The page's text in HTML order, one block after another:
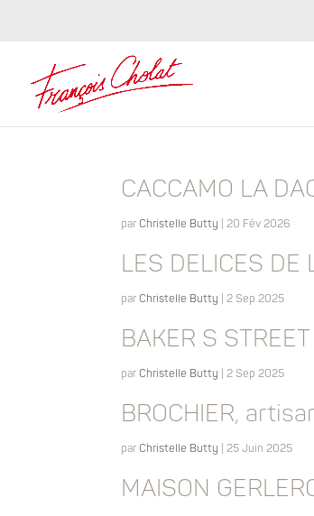
CACCAMO LA
parChristelle Butty |20 Fév 2026
LES DELICES DE
parChristelle Butty |2 Sep 2025
BAKER S STREET
parChristelle Butty |2 Sep 2025
BROCHIER,
parChristelle Butty |25 Juin 2025
MAISON